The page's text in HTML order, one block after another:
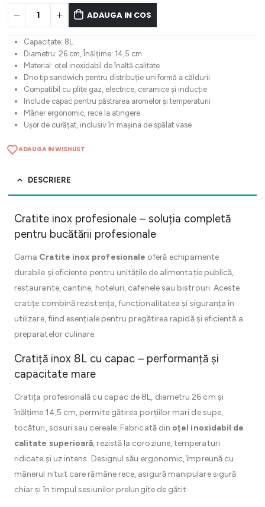
ADAUGA IN COS
Capacitate: 8L
Diametru: 26 cm, Înălțime: 14,5 cm
Material: oțel inoxidabil de înaltă calitate
Dno tip sandwich pentru distribuție uniformă a căldurii
Compatibil cu plite gaz, electrice, ceramice și inducție
Include capac pentru păstrarea aromelor și temperaturii
Mâner ergonomic, rece la atingere
Ușor de curățat, inclusiv în mașina de spălat vase
ADAUGA IN WISHLIST
DESCRIERE
Cratite inox profesionale – soluția completă
pentru bucătării profesionale
Gama Cratite inox profesionale oferă echipamente
durabile și eficiente pentru unitățile de alimentație publică,
restaurante, cantine, hoteluri, cafenele sau bistrouri. Aceste
cratițe combină rezistența, funcționalitatea și siguranța în
utilizare, fiind esențiale pentru pregătirea rapidă și eficientă a
preparatelor culinare.
Cratiță inox 8L cu capac – performanță și
capacitate mare
Cratița profesională cu capac de 8L, diametru 26 cm și
înălțime 14,5 cm, permite gătirea porțiilor mari de supe,
tocături, sosuri sau cereale. Fabricată din oțel inoxidabil de
calitate superioară, rezistă la coroziune, temperaturi
ridicate și uz intens. Designul său ergonomic, împreună cu
mânerul nituit care rămâne rece, asigură manipulare sigură
chiar și în timpul sesiunilor prelungite de gătit.